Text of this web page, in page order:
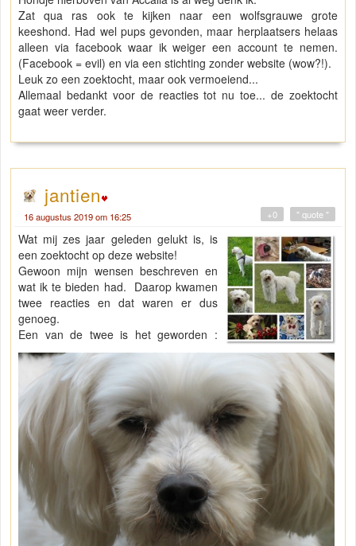
Zat qua ras ook te kijken naar een wolfsgrauwe grote
keeshond. Had wel pups gevonden, maar herplaatsers helaas
alleen via facebook waar ik weiger een account te nemen.
(Facebook = evil) en via een stichting zonder website (wow?!).
Leuk zo een zoektocht, maar ook vermoeiend...
Allemaal bedankt voor de reacties tot nu toe... de zoektocht
gaat weer verder.
jantien
16 augustus 2019 om 16:25 " quote "
+0
Wat mij zes jaar geleden gelukt is, is
een zoektocht op deze website!
Gewoon mijn wensen beschreven en
wat ik te bieden had. Daarop kwamen
twee reacties en dat waren er dus
genoeg.
Een van de twee is het geworden :